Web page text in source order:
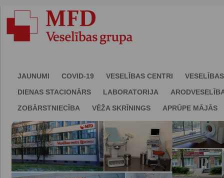
JAUNUMI COVID-19 VESELĪBAS CENTRI
DIENAS STACIONĀRS
LABORATORIJA
ZOBĀRSTNIECĪBA
VĒŽA SKRĪNINGS APRŪPE MĀJĀS